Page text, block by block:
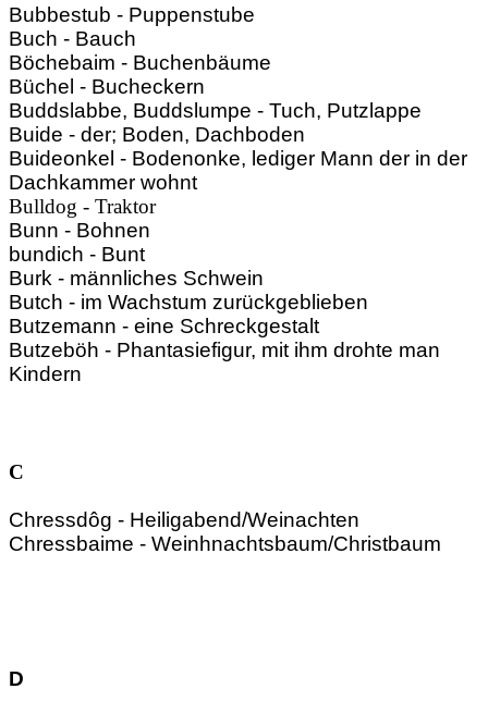
Bubbestub - Puppenstube
Buch - Bauch
Böchebaim - Buchenbäume
Büchel - Bucheckern
Buddslabbe, Buddslumpe - Tuch, Putzlappe
Buide - der; Boden, Dachboden
Buideonkel - Bodenonke, lediger Mann der in der
Dachkammer wohnt
Bulldog - Traktor
Bunn - Bohnen
bundich - Bunt
Burk - männliches Schwein
Butch - im Wachstum zurückgeblieben
Butzemann - eine Schreckgestalt
Butzeböh - Phantasiefigur, mit ihm drohte man
Kindern
C
Chressdôg - Heiligabend/Weinachten
Chressbaime - Weinhnachtsbaum/Christbaum
D